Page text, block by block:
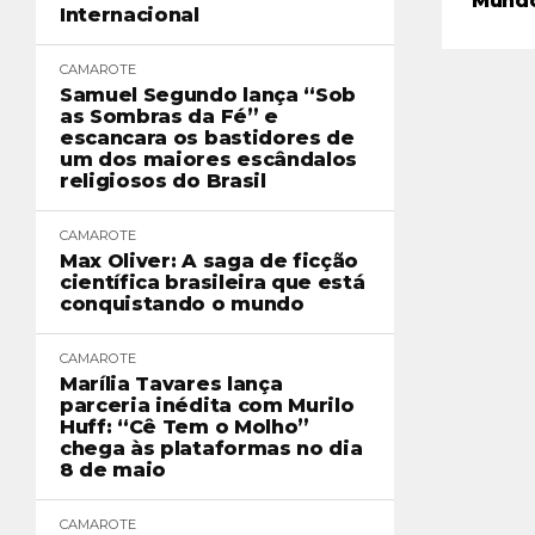
Internacional
CAMAROTE
Samuel Segundo lança “Sob
as Sombras da Fé” e
escancara os bastidores de
um dos maiores escândalos
religiosos do Brasil
CAMAROTE
Max Oliver: A saga de ficção
científica brasileira que está
conquistando o mundo
CAMAROTE
Marília Tavares lança
parceria inédita com Murilo
Huff: “Cê Tem o Molho”
chega às plataformas no dia
8 de maio
CAMAROTE